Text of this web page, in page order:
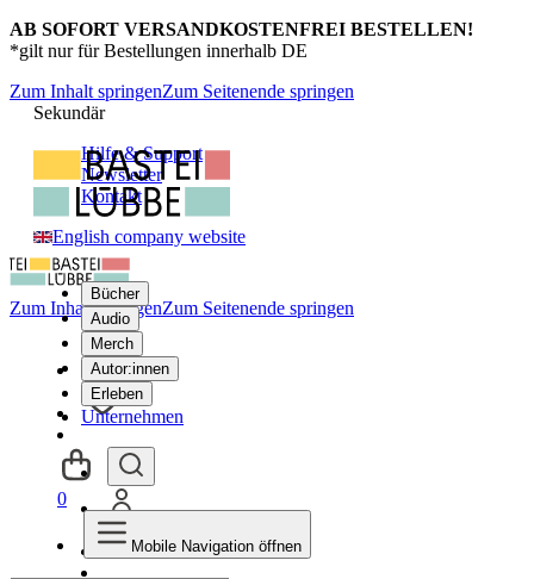
AB SOFORT VERSANDKOSTENFREI BESTELLEN!
*gilt nur für Bestellungen innerhalb DE
Zum Inhalt springenZum Seitenende springen
Sekundär
Hilfe & Support
Newsletter
Kontakt
English company website
Bücher
Audio
Merch
Autor:innen
Erleben
Unternehmen
Zum Inhalt springenZum Seitenende springen
0
Mobile Navigation öffnen